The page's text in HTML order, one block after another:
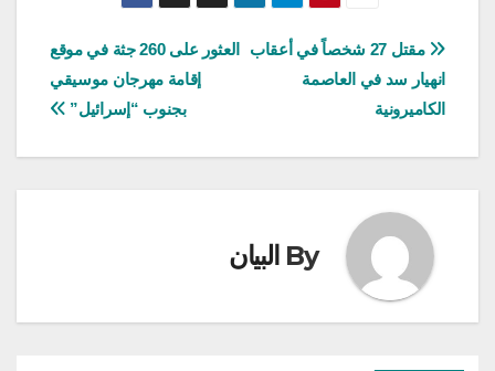
تصفّح
المقالات
العثور على 260 جثة في موقع
إقامة مهرجان موسيقي
بجنوب “إسرائيل”
مقتل 27 شخصاً في أعقاب
انهيار سد في العاصمة
الكاميرونية
By البيان